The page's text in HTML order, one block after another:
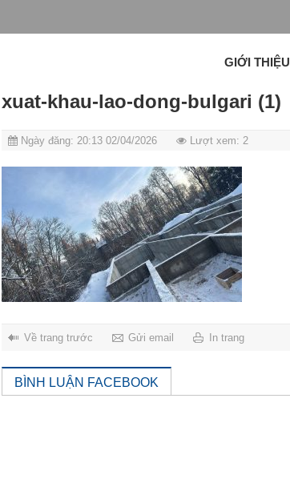
GIỚI THIỆU
xuat-khau-lao-dong-bulgari (1)
Ngày đăng: 20:13 02/04/2026 Lượt xem: 2
Về trang trước Gửi email In trang
BÌNH LUẬN FACEBOOK